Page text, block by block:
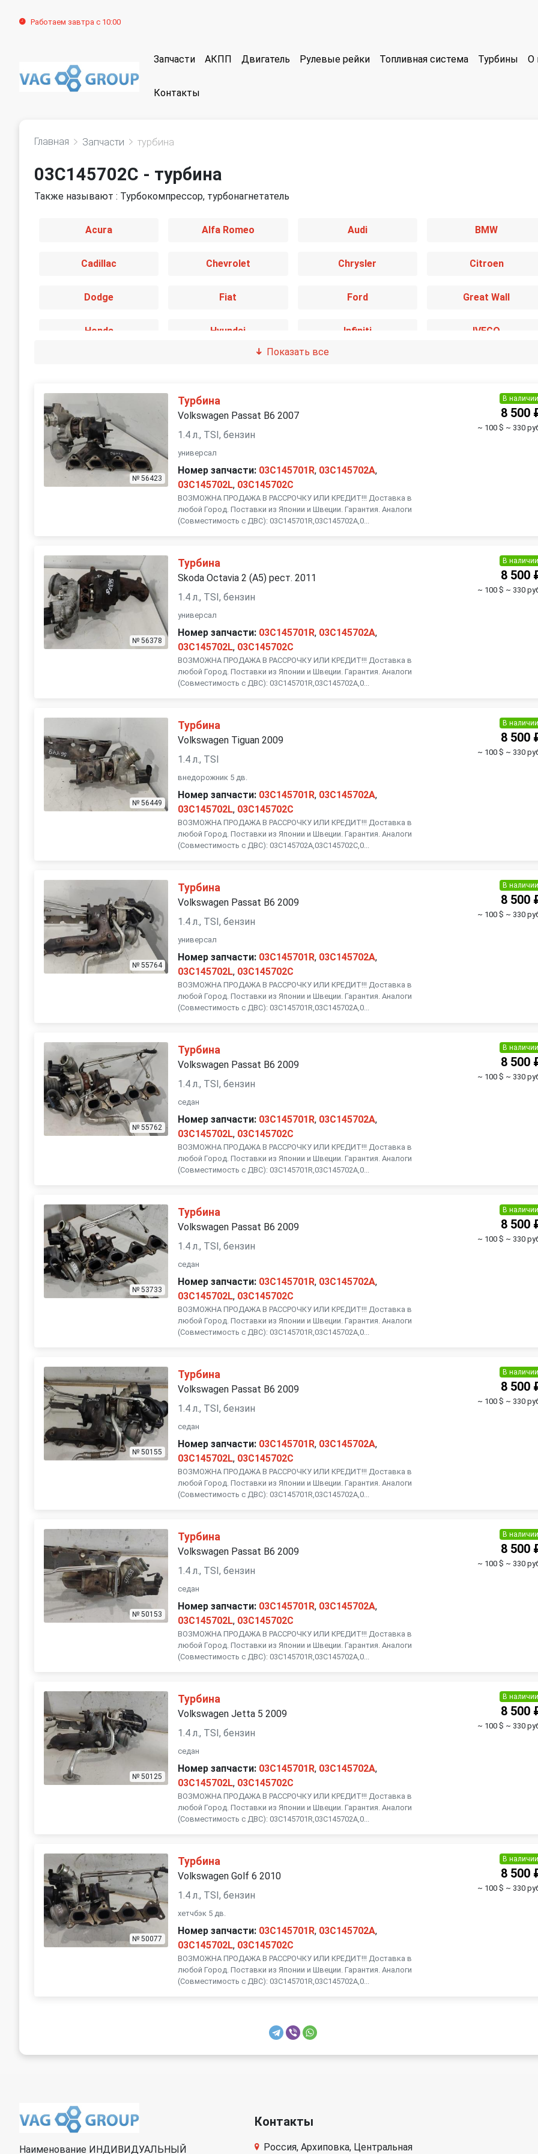
Работаем завтра с 10:00
Запчасти АКПП Двигатель Рулевые рейки Топливная система Турбины О
Контакты
Главная Запчасти турбина
03C145702C - турбина
Также называют : Турбокомпрессор, турбонагнетатель
Acura Alfa Romeo Audi BMW
Cadillac Chevrolet Chrysler Citroen
Dodge Fiat Ford Great Wall
Honda Hyundai Infiniti IVECO
Land Rover Lexus Mercedes-Benz
Mini Mitsubishi Opel
Peugeot Porsche Renault
Skoda Smart
Volvo
Показать все
№ 56423
Турбина
Volkswagen Passat B6 2007
1.4 л., TSI, бензин
универсал
Номер запчасти: 03C145701R, 03C145702A,
03C145702L, 03C145702C
ВОЗМОЖНА ПРОДАЖА В РАССРОЧКУ ИЛИ КРЕДИТ!!! Доставка в
любой Город. Поставки из Японии и Швеции. Гарантия. Аналоги
(Совместимость с ДВС): 03C145701R,03C145702A,0...
В наличии
8 500
~ 100 $ ~ 330
№ 56378
Турбина
Skoda Octavia 2 (A5) рест. 2011
1.4 л., TSI, бензин
универсал
Номер запчасти: 03C145701R, 03C145702A,
03C145702L, 03C145702C
ВОЗМОЖНА ПРОДАЖА В РАССРОЧКУ ИЛИ КРЕДИТ!!! Доставка в
любой Город. Поставки из Японии и Швеции. Гарантия. Аналоги
(Совместимость с ДВС): 03C145701R,03C145702A,0...
В наличии
8 500
~ 100 $ ~ 330
№ 56449
Турбина
Volkswagen Tiguan 2009
1.4 л., TSI
внедорожник 5 дв.
Номер запчасти: 03C145701R, 03C145702A,
03C145702L, 03C145702C
ВОЗМОЖНА ПРОДАЖА В РАССРОЧКУ ИЛИ КРЕДИТ!!! Доставка в
любой Город. Поставки из Японии и Швеции. Гарантия. Аналоги
(Совместимость с ДВС): 03C145702A,03C145702C,0...
В наличии
8 500
~ 100 $ ~ 330
№ 55764
Турбина
Volkswagen Passat B6 2009
1.4 л., TSI, бензин
универсал
Номер запчасти: 03C145701R, 03C145702A,
03C145702L, 03C145702C
ВОЗМОЖНА ПРОДАЖА В РАССРОЧКУ ИЛИ КРЕДИТ!!! Доставка в
любой Город. Поставки из Японии и Швеции. Гарантия. Аналоги
(Совместимость с ДВС): 03C145701R,03C145702A,0...
В наличии
8 500
~ 100 $ ~ 330
№ 55762
Турбина
Volkswagen Passat B6 2009
1.4 л., TSI, бензин
седан
Номер запчасти: 03C145701R, 03C145702A,
03C145702L, 03C145702C
ВОЗМОЖНА ПРОДАЖА В РАССРОЧКУ ИЛИ КРЕДИТ!!! Доставка в
любой Город. Поставки из Японии и Швеции. Гарантия. Аналоги
(Совместимость с ДВС): 03C145701R,03C145702A,0...
В наличии
8 500
~ 100 $ ~ 330
№ 53733
Турбина
Volkswagen Passat B6 2009
1.4 л., TSI, бензин
седан
Номер запчасти: 03C145701R, 03C145702A,
03C145702L, 03C145702C
ВОЗМОЖНА ПРОДАЖА В РАССРОЧКУ ИЛИ КРЕДИТ!!! Доставка в
любой Город. Поставки из Японии и Швеции. Гарантия. Аналоги
(Совместимость с ДВС): 03C145701R,03C145702A,0...
В наличии
8 500
~ 100 $ ~ 330
№ 50155
Турбина
Volkswagen Passat B6 2009
1.4 л., TSI, бензин
седан
Номер запчасти: 03C145701R, 03C145702A,
03C145702L, 03C145702C
ВОЗМОЖНА ПРОДАЖА В РАССРОЧКУ ИЛИ КРЕДИТ!!! Доставка в
любой Город. Поставки из Японии и Швеции. Гарантия. Аналоги
(Совместимость с ДВС): 03C145701R,03C145702A,0...
В наличии
8 500
~ 100 $ ~ 330
№ 50153
Турбина
Volkswagen Passat B6 2009
1.4 л., TSI, бензин
седан
Номер запчасти: 03C145701R, 03C145702A,
03C145702L, 03C145702C
ВОЗМОЖНА ПРОДАЖА В РАССРОЧКУ ИЛИ КРЕДИТ!!! Доставка в
любой Город. Поставки из Японии и Швеции. Гарантия. Аналоги
(Совместимость с ДВС): 03C145701R,03C145702A,0...
В наличии
8 500
~ 100 $ ~ 330
№ 50125
Турбина
Volkswagen Jetta 5 2009
1.4 л., TSI, бензин
седан
Номер запчасти: 03C145701R, 03C145702A,
03C145702L, 03C145702C
ВОЗМОЖНА ПРОДАЖА В РАССРОЧКУ ИЛИ КРЕДИТ!!! Доставка в
любой Город. Поставки из Японии и Швеции. Гарантия. Аналоги
(Совместимость с ДВС): 03C145701R,03C145702A,0...
В наличии
8 500
~ 100 $ ~ 330
№ 50077
Турбина
Volkswagen Golf 6 2010
1.4 л., TSI, бензин
хетчбэк 5 дв.
Номер запчасти: 03C145701R, 03C145702A,
03C145702L, 03C145702C
ВОЗМОЖНА ПРОДАЖА В РАССРОЧКУ ИЛИ КРЕДИТ!!! Доставка в
любой Город. Поставки из Японии и Швеции. Гарантия. Аналоги
(Совместимость с ДВС): 03C145701R,03C145702A,0...
В наличии
8 500
~ 100 $ ~ 330
Наименование ИНДИВИДУАЛЬНЫЙ
Контакты
Россия, Архиповка, Центральная